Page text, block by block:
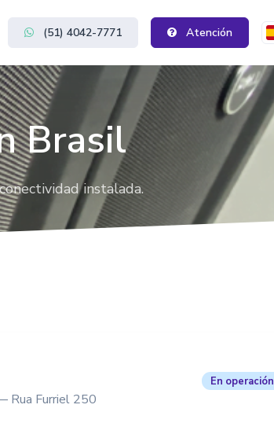
(51) 4042-7771 Atención
Área de Clientes
Área de Clientes
Soporte por Ticket
Atención 24 x 7 x 365
Por Teléfono
Llame para atención telefónica
Brasil
instalada.
Rua Furriel 250
En operación